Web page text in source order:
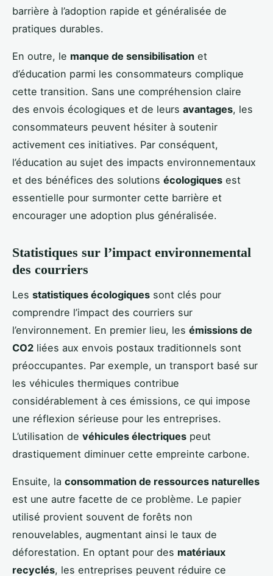
barrière à l’adoption rapide et généralisée de
pratiques durables.
En outre, le manque de sensibilisation et
d’éducation parmi les consommateurs complique
cette transition. Sans une compréhension claire
des envois écologiques et de leurs avantages, les
consommateurs peuvent hésiter à soutenir
activement ces initiatives. Par conséquent,
l’éducation au sujet des impacts environnementaux
et des bénéfices des solutions écologiques est
essentielle pour surmonter cette barrière et
encourager une adoption plus généralisée.
Statistiques sur l’impact environnemental
des courriers
Les statistiques écologiques sont clés pour
comprendre l’impact des courriers sur
l’environnement. En premier lieu, les émissions de
CO2 liées aux envois postaux traditionnels sont
préoccupantes. Par exemple, un transport basé sur
les véhicules thermiques contribue
considérablement à ces émissions, ce qui impose
une réflexion sérieuse pour les entreprises.
L’utilisation de véhicules électriques peut
drastiquement diminuer cette empreinte carbone.
Ensuite, la consommation de ressources naturelles
est une autre facette de ce problème. Le papier
utilisé provient souvent de forêts non
renouvelables, augmentant ainsi le taux de
déforestation. En optant pour des matériaux
recyclés, les entreprises peuvent réduire ce